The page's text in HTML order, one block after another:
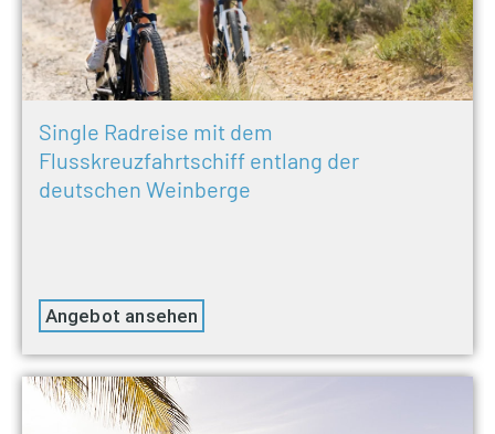
Single Radreise mit dem
Flusskreuzfahrtschiff entlang der
deutschen Weinberge
Angebot ansehen